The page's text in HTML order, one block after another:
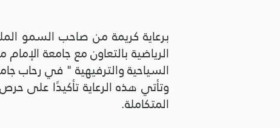
برعاية كريمة من صاحب السمو
الرياضية بالتعاون مع جامعة
السياحية والترفيهية " في رحاب جامعة
وتأتي هذه الرعاية تأكيدًا على حرص
المتكاملة.